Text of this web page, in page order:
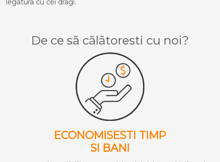
legatura cu cei dragi.
De ce sã cãlãtoresti cu noi?
ECONOMISESTI TIMP
SI BANI